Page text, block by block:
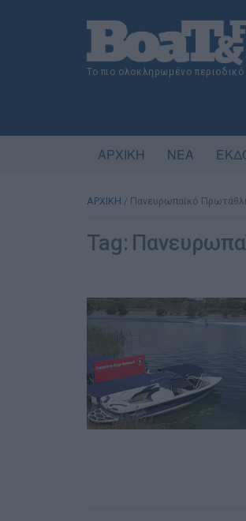
Το πιο ολοκληρωμένο
ΑΡΧΙΚΗ ΝΕΑ
ΑΡΧΙΚΗ / Πανευρωπαϊκό
Tag: